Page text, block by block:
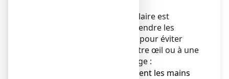
Comme votre infection oculaire est
contagieuse, vous devez prendre les
mesures simples suivantes pour éviter
qu'elle ne se propage à l'autre œil ou à une
personne de votre entourage :
● Lavez-vous régulièrement les mains